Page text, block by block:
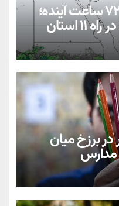
وضعیت جوی کشور در ۷۲ ساعت آینده؛
استان
در برزخ میان